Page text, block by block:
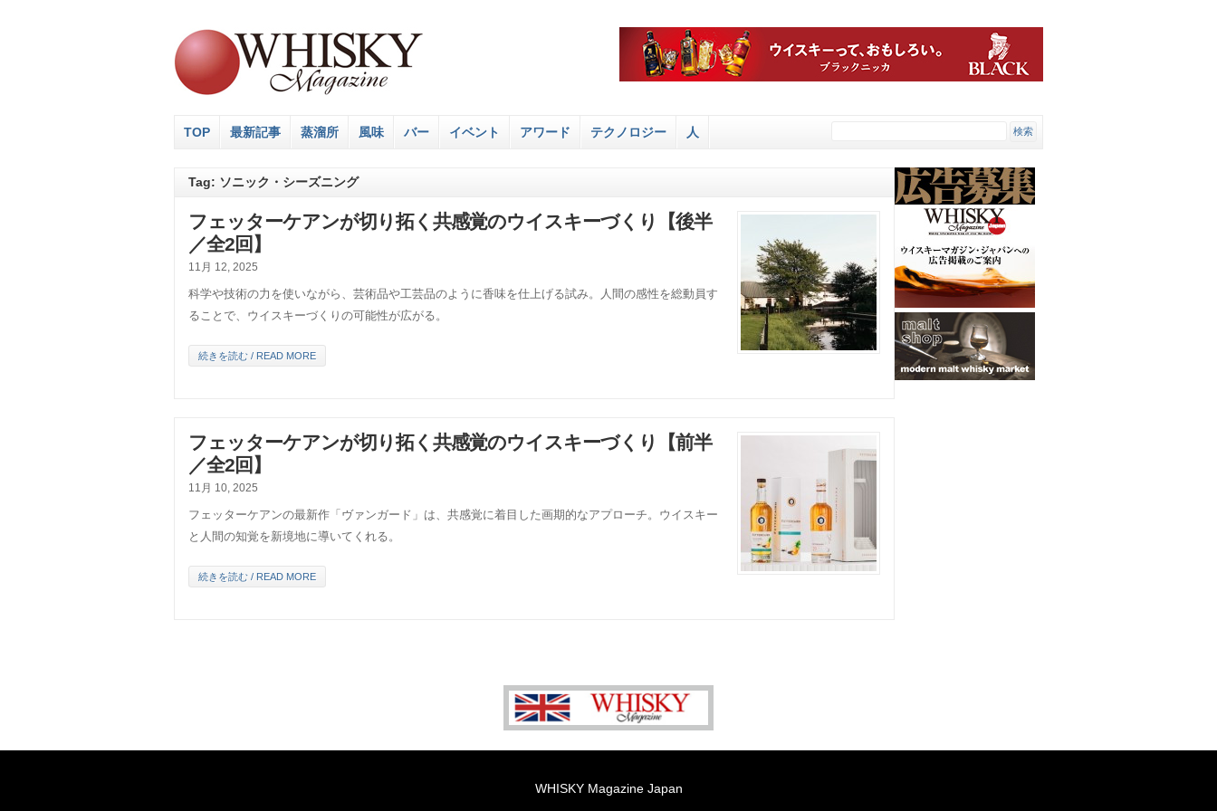
TOP 最新記事 蒸溜所 風味 バー イベント アワード テクノロジー 人
Tag: ソニック・シーズニング
フェッターケアンが切り拓く共感覚のウイスキーづくり【後半
／全2回】
11月 12, 2025
科学や技術の力を使いながら、芸術品や工芸品のように香味を仕上げる試み。人間の感性を総動員す
ることで、ウイスキーづくりの可能性が広がる。
続きを読む / READ MORE
フェッターケアンが切り拓く共感覚のウイスキーづくり【前半
／全2回】
11月 10, 2025
フェッターケアンの最新作「ヴァンガード」は、共感覚に着目した画期的なアプローチ。ウイスキー
と人間の知覚を新境地に導いてくれる。
続きを読む / READ MORE
WHISKY Magazine Japan